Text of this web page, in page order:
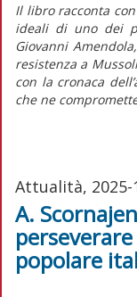
Il libro racconta
ideali di uno dei
Giovanni
resistenza a
con la cronaca
che ne
Attualità, 2025-
A.
popolare